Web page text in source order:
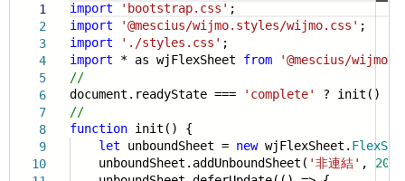
1
2
3
4
5
6
7
8
9
10
import 'bootstrap.css' ;
import
'@mescius/wijmo.styles/wijmo.css' ;
import
'./styles.css' ;
import * as wjFlexSheet from
'@mescius/
//
document.readyState ===
'complete'
? init() :
//
function init() {
let unboundSheet = newwjFlexSheet.
unboundSheet.addUnboundSheet( '非連結' , 20